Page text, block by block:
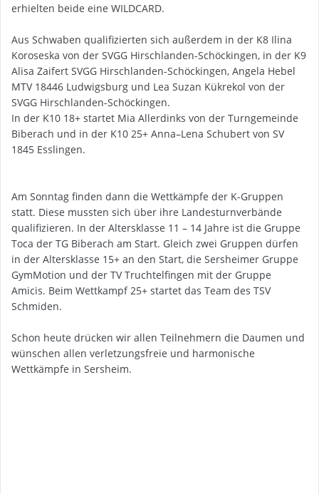
erhielten beide eine WILDCARD.
Aus Schwaben qualifizierten sich außerdem in der K8 Ilina
Koroseska von der SVGG Hirschlanden-Schöckingen, in der K9
Alisa Zaifert SVGG Hirschlanden-Schöckingen, Angela Hebel
MTV 18446 Ludwigsburg und Lea Suzan Kükrekol von der
SVGG Hirschlanden-Schöckingen.
In der K10 18+ startet Mia Allerdinks von der Turngemeinde
Biberach und in der K10 25+ Anna–Lena Schubert von SV
1845 Esslingen.
Am Sonntag finden dann die Wettkämpfe der K-Gruppen
statt. Diese mussten sich über ihre Landesturnverbände
qualifizieren. In der Altersklasse 11 – 14 Jahre ist die Gruppe
Toca der TG Biberach am Start. Gleich zwei Gruppen dürfen
in der Altersklasse 15+ an den Start, die Sersheimer Gruppe
GymMotion und der TV Truchtelfingen mit der Gruppe
Amicis. Beim Wettkampf 25+ startet das Team des TSV
Schmiden.
Schon heute drücken wir allen Teilnehmern die Daumen und
wünschen allen verletzungsfreie und harmonische
Wettkämpfe in Sersheim.